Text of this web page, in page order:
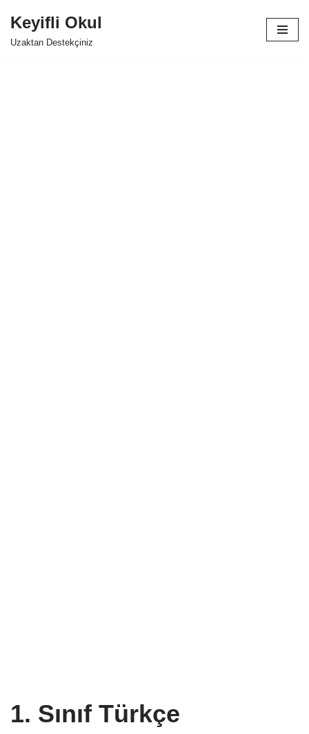
İçeriğe
Keyifli Okul
Uzaktan Destekçiniz
1. Sınıf Türkçe